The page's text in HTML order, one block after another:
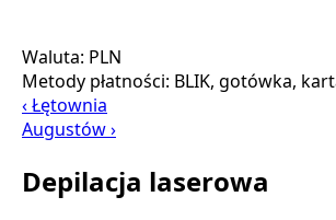
Waluta: PLN
Metody płatności: BLIK, gotówka,
‹ Łętownia
Augustów ›
Depilacja laserowa